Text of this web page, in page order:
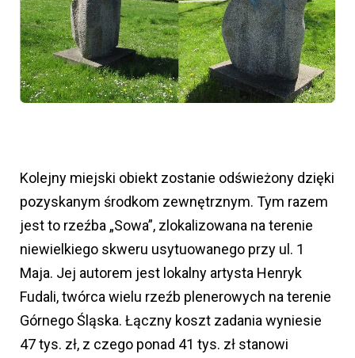
Kolejny miejski obiekt zostanie odświeżony dzięki
pozyskanym środkom zewnętrznym. Tym razem
jest to rzeźba „Sowa”, zlokalizowana na terenie
niewielkiego skweru usytuowanego przy ul. 1
Maja. Jej autorem jest lokalny artysta Henryk
Fudali, twórca wielu rzeźb plenerowych na terenie
Górnego Śląska. Łączny koszt zadania wyniesie
47 tys. zł, z czego ponad 41 tys. zł stanowi